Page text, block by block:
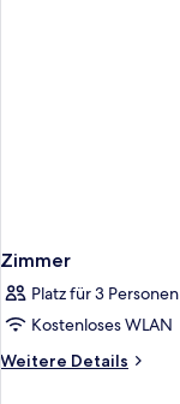
Zimmer
Platz für 3 Personen
Kostenloses WLAN
Weitere Details
Weitere